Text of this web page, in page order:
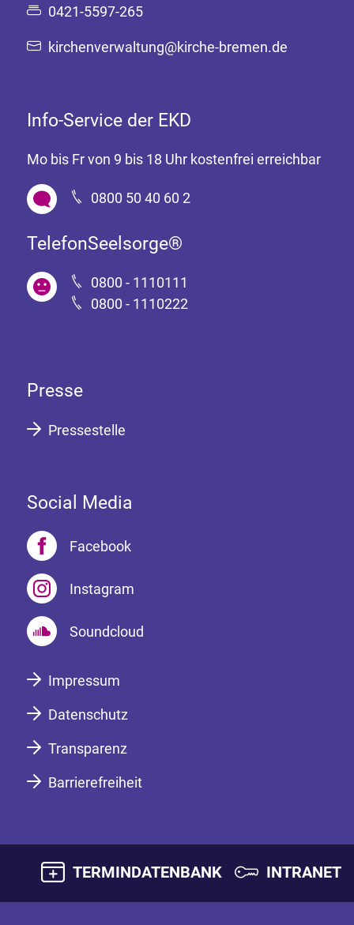
0421-5597-265
kirchenverwaltung@kirche-bremen.de
Info-Service der EKD
Mo bis Fr von 9 bis 18 Uhr kostenfrei erreichbar
0800 50 40 60 2
TelefonSeelsorge®
0800 - 1110111
0800 - 1110222
Presse
Pressestelle
Social Media
Facebook
Instagram
Soundcloud
Impressum
Datenschutz
Transparenz
Barrierefreiheit
TERMINDATENBANK INTRANET